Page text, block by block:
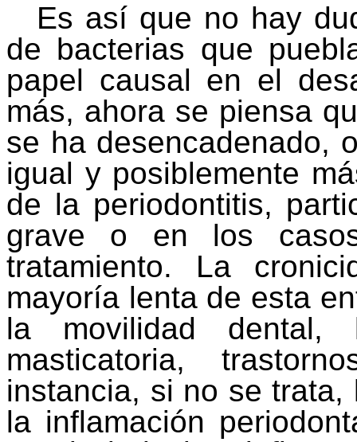
Es así que no hay
de bacterias que
papel causal en el
más, ahora se piensa
se ha desencadenado,
igual y posiblemente
de la periodontitis,
grave o en los
tratamiento. La
mayoría lenta de esta
la movilidad
masticatoria,
instancia, si no se
la inflamación